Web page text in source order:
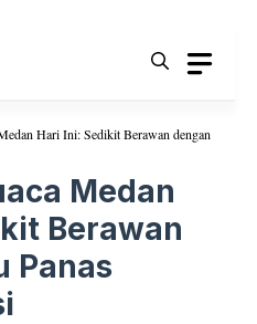
Hari Ini: Sedikit Berawan dengan
Medan
Berawan
Panas